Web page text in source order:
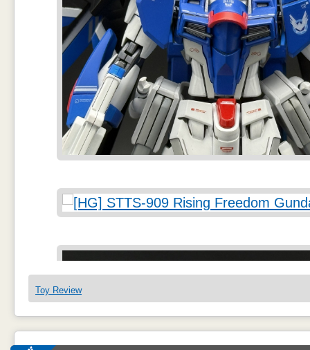
ความสนุกของอากาศยานบนเรือบรรทุกเครื่องบินคือความไม่เรียบร้อยข
คราบสกปรก ต่างจากเครื่องบนฝั่งที่มีการทำสีสม่ำเสมอ ผมสนุกกับการพ่
หรือเทา เพื่อพ่นรีดแบบไม่มีแบบแผน อีกทั้งลองบังเทปกาวตามแนวแผ่นบ
Toy Review